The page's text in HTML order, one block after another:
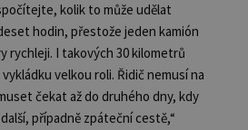
kolik to může udělat
hodin, přestože jeden kamión
rychleji. I takových 30 kilometrů
velkou roli. Řidič nemusí na
čekat až do druhého dny, kdy
případně zpáteční cestě,“